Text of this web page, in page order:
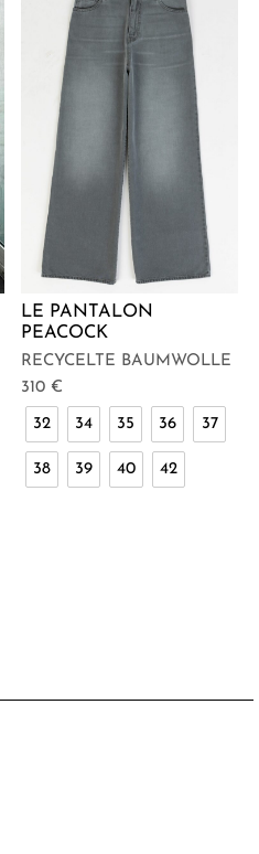
LE PANTALON
PEACOCK
RECYCELTE BAUMWOLLE
310 €
32 34 35 36 37
38 39 40 42